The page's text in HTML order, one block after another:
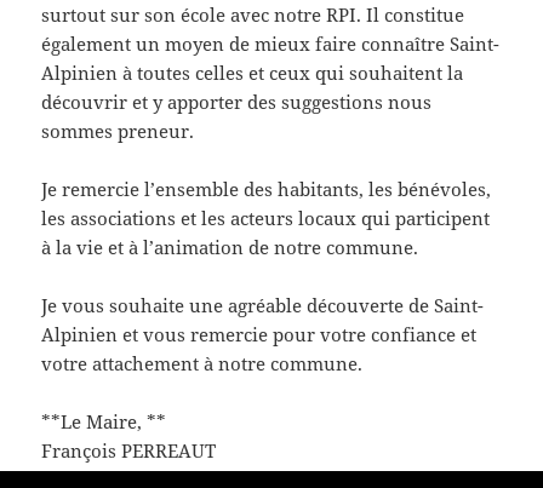
surtout sur son école avec notre RPI. Il constitue
également un moyen de mieux faire connaître Saint-
Alpinien à toutes celles et ceux qui souhaitent la
découvrir et y apporter des suggestions nous
sommes preneur.
Je remercie l’ensemble des habitants, les bénévoles,
les associations et les acteurs locaux qui participent
à la vie et à l’animation de notre commune.
Je vous souhaite une agréable découverte de Saint-
Alpinien et vous remercie pour votre confiance et
votre attachement à notre commune.
**Le Maire, **
François PERREAUT